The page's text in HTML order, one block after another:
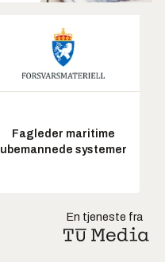
Fagleder maritime
ubemannede systemer
En tjeneste fra